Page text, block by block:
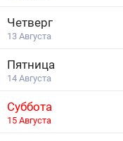
Четверг
13 Августа
Пятница
14 Августа
Суббота
15 Августа